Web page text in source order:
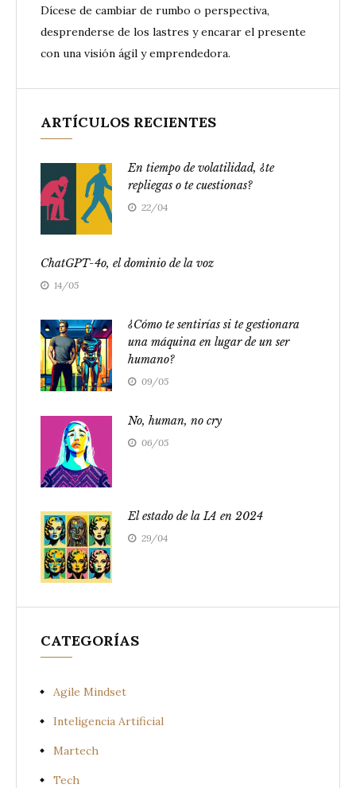
Dícese de cambiar de rumbo o perspectiva,
desprenderse de los lastres y encarar el presente
con una visión ágil y emprendedora.
ARTÍCULOS RECIENTES
En tiempo de volatilidad, ¿te
repliegas o te cuestionas?
22/04
ChatGPT-4o, el dominio de la voz
14/05
¿Cómo te sentirías si te gestionara
una máquina en lugar de un ser
humano?
09/05
No, human, no cry
06/05
El estado de la IA en 2024
29/04
CATEGORÍAS
Agile Mindset
Inteligencia Artificial
Martech
Tech